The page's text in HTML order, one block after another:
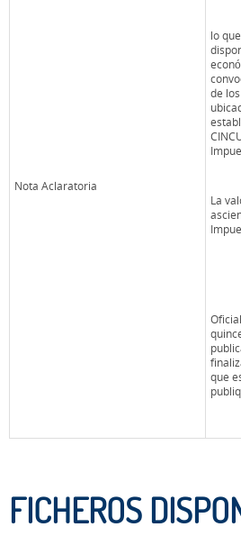
Nota Aclaratoria
lo
de
La
que
FICHEROS